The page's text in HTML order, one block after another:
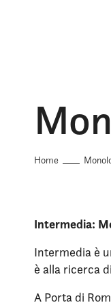
Home
Intermedia:
Intermedia è
è alla ricerca
A Porta di